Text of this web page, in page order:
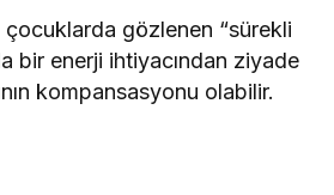
çocuklarda gözlenen “sürekli
bir enerji ihtiyacından ziyade
kompansasyonu olabilir.